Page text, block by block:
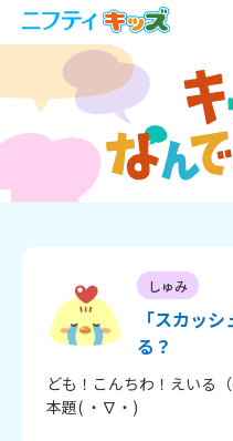
しゅみ
「スカッ
る？
ども！こんちわ！えいる
本題( ・∇・)